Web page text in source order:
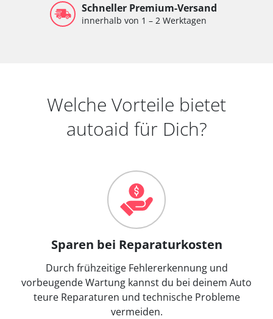
Schneller Premium-Versand
innerhalb von 1 – 2 Werktagen
Welche Vorteile bietet
autoaid für Dich?
Sparen bei Reparaturkosten
Durch frühzeitige Fehlererkennung und
vorbeugende Wartung kannst du bei deinem Auto
teure Reparaturen und technische Probleme
vermeiden.